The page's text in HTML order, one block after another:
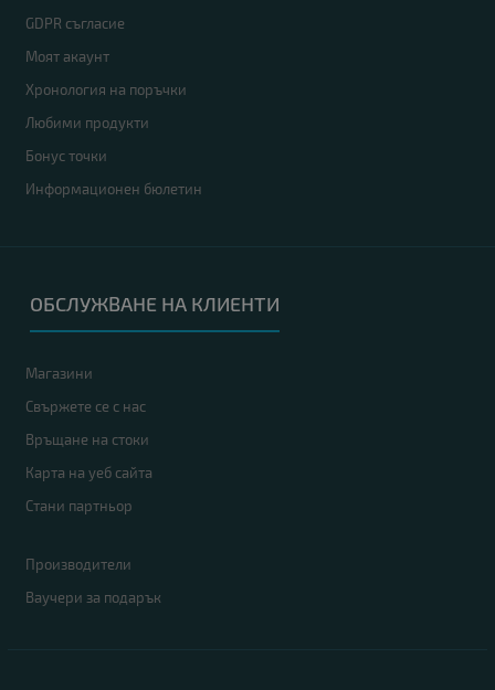
GDPR съгласие
Моят акаунт
Хронология на поръчки
Любими продукти
Бонус точки
Информационен бюлетин
ОБСЛУЖВАНЕ НА КЛИЕНТИ
Магазини
Свържете се с нас
Връщане на стоки
Карта на уеб сайта
Стани партньор
Производители
Ваучери за подарък